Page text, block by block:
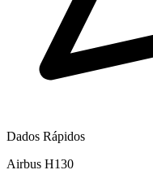
Dados Rápidos
Airbus H130